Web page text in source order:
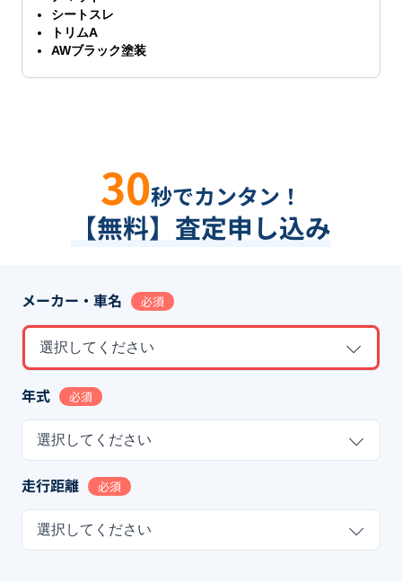
シートスレ
トリムA
AWブラック塗装
30秒でカンタン！
【無料】査定申し込み
メーカー・車名 必須
選択してください
年式 必須
選択してください
走行距離 必須
選択してください